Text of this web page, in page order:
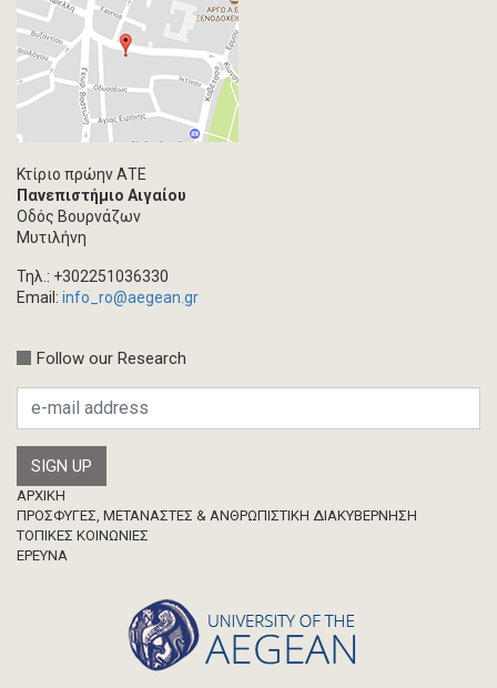
Κτίριο πρώην ΑΤΕ
Πανεπιστήμιο Αιγαίου
Οδός Βουρνάζων
Μυτιλήνη
Τηλ.: +302251036330
Email: info_ro@aegean.gr
Follow our Research
Footer
ΑΡΧΙΚΗ
ΠΡΟΣΦΥΓΕΣ, ΜΕΤΑΝΑΣΤΕΣ & ΑΝΘΡΩΠΙΣΤΙΚΗ ΔΙΑΚΥΒΕΡΝΗΣΗ
ΤΟΠΙΚΕΣ ΚΟΙΝΩΝΙΕΣ
ΈΡΕΥΝΑ